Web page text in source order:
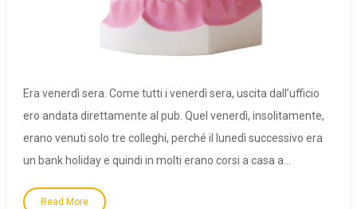
Era venerdì sera. Come tutti i venerdì sera, uscita dall’ufficio
ero andata direttamente al pub. Quel venerdì, insolitamente,
erano venuti solo tre colleghi, perché il lunedì successivo era
un bank holiday e quindi in molti erano corsi a casa a…
Read More